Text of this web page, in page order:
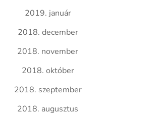
2019. január
2018. december
2018. november
2018. október
2018. szeptember
2018. augusztus